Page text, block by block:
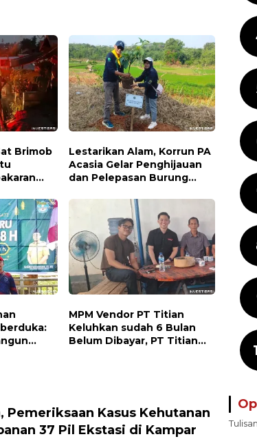
Brimob
Lestarikan Alam, Korrun PA
Acasia Gelar Penghijauan
dan Pelepasan Burung
Lingkungan
MPM Vendor PT Titian
Keluhkan sudah 6 Bulan
Belum Dibayar, PT Titian
Pemeriksaan Kasus Kehutanan
37 Pil Ekstasi di Kampar